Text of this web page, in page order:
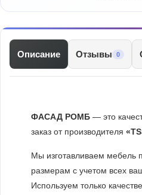
Описание Отзывы 0
ФАСАД РОМБ — это
заказ от производителя
Мы изготавливаем мебель
размерам с учетом всех
Используем только